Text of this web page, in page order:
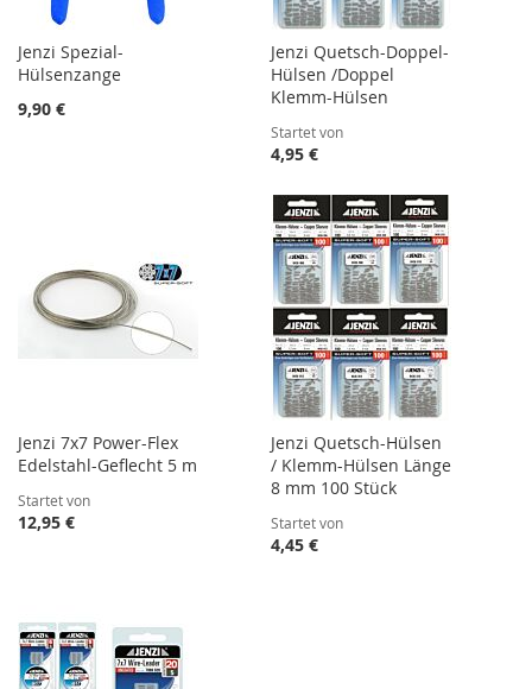
Jenzi Spezial-
Hülsenzange
9,90 €
Jenzi Quetsch-Doppel-
Hülsen /Doppel
Klemm-Hülsen
Startet von
4,95 €
Jenzi 7x7 Power-Flex
Edelstahl-Geflecht 5 m
Startet von
12,95 €
Jenzi Quetsch-Hülsen
/ Klemm-Hülsen Länge
8 mm 100 Stück
Startet von
4,45 €